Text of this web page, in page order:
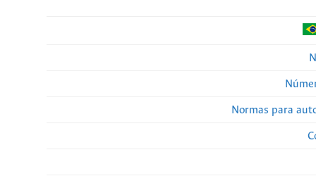
Normas para